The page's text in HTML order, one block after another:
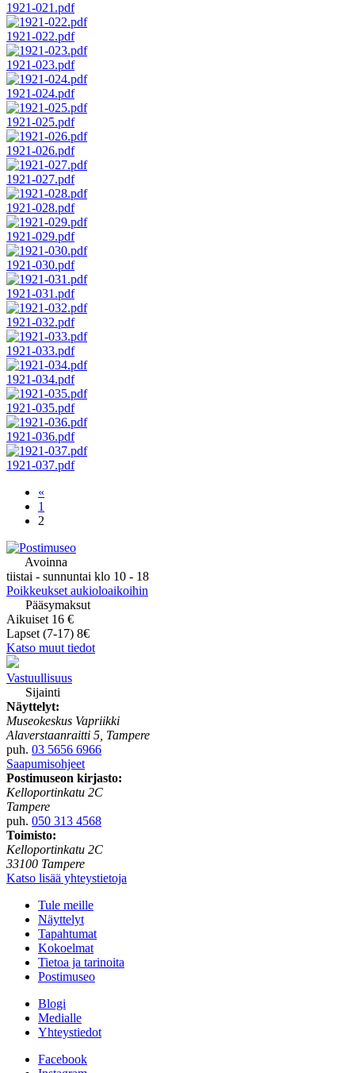
1921-021.pdf
1921-022.pdf
1921-023.pdf
1921-024.pdf
1921-025.pdf
1921-026.pdf
1921-027.pdf
1921-028.pdf
1921-029.pdf
1921-030.pdf
1921-031.pdf
1921-032.pdf
1921-033.pdf
1921-034.pdf
1921-035.pdf
1921-036.pdf
1921-037.pdf
«
1
2
Avoinna
tiistai - sunnuntai klo 10 - 18
Poikkeukset aukioloaikoihin
Pääsymaksut
Aikuiset 16 €
Lapset (7-17) 8€
Katso muut tiedot
Vastuullisuus
Sijainti
Näyttelyt:
Museokeskus Vapriikki
Alaverstaanraitti 5, Tampere
puh. 03 5656 6966
Saapumisohjeet
Postimuseon kirjasto:
Kelloportinkatu 2C
Tampere
puh. 050 313 4568
Toimisto:
Kelloportinkatu 2C
33100 Tampere
Katso lisää yhteystietoja
Tule meille
Näyttelyt
Tapahtumat
Kokoelmat
Tietoa ja tarinoita
Postimuseo
Blogi
Medialle
Yhteystiedot
Facebook